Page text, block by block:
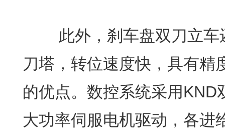
此外，刹车盘双刀立
刀塔，转位速度快，具有精
的优点。数控系统采用KND
大功率伺服电机驱动，各进